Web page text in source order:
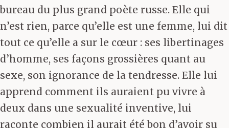
bureau du plus grand poète russe. Elle qui
n’est rien, parce qu’elle est une femme, lui dit
tout ce qu’elle a sur le cœur : ses libertinages
d’homme, ses façons grossières quant au
sexe, son ignorance de la tendresse. Elle lui
apprend comment ils auraient pu vivre à
deux dans une sexualité inventive, lui
raconte combien il aurait été bon d’avoir su